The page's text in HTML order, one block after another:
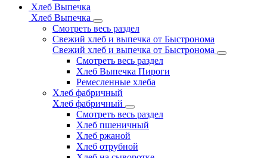
Хлеб Выпечка
Хлеб Выпечка
Смотреть весь раздел
Свежий хлеб и выпечка от Быстронома
Свежий хлеб и выпечка от Быстронома
Смотреть весь раздел
Хлеб Выпечка Пироги
Ремесленные хлеба
Хлеб фабричный
Хлеб фабричный
Смотреть весь раздел
Хлеб пшеничный
Хлеб ржаной
Хлеб отрубной